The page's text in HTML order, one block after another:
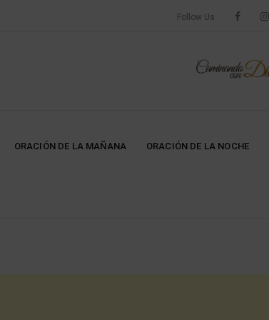
Follow Us
ORACIÓN DE LA MAÑANA ORACIÓN DE LA NOCHE